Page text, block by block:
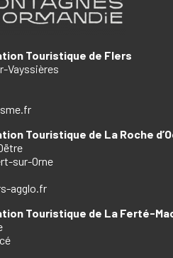
Touristique de Flers
Vayssières
Touristique de La Roche
sur-Orne
agglo.fr
Touristique de La Ferté-